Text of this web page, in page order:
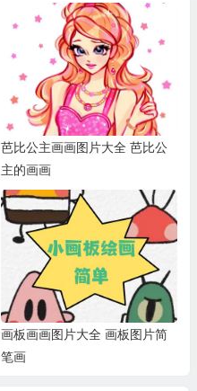
芭比公主画画图片大全 芭比公
主的画画
画板画画图片大全 画板图片简
笔画